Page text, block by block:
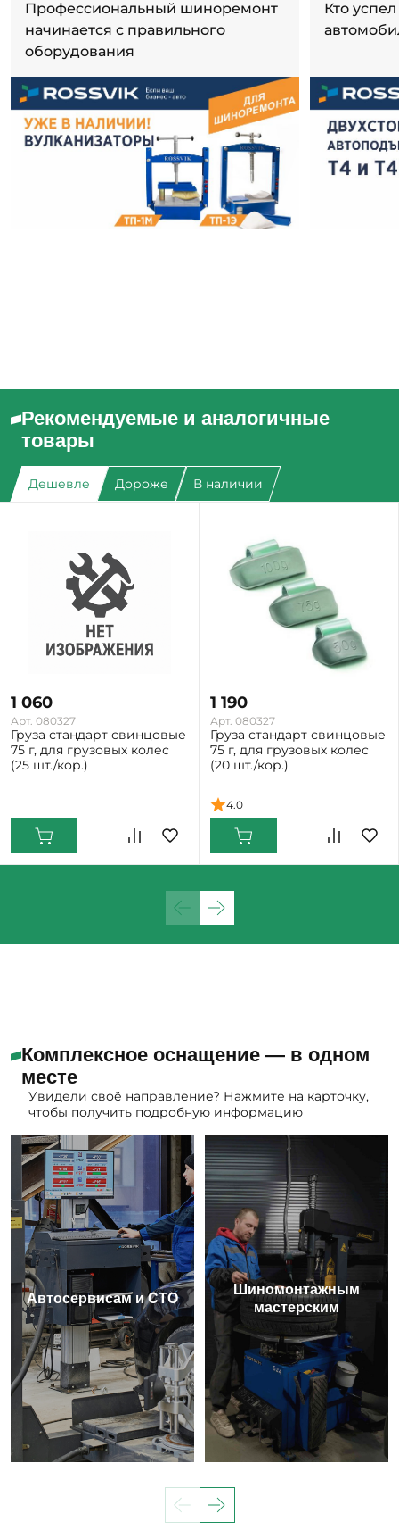
Профессиональный шиноремонт
начинается с правильного
оборудования
Кто
Рекомендуемые и аналогичные
товары
Дешевле Дороже В наличии
1 060
Арт. 080327
Груза стандарт свинцовые
75 г, для грузовых колес
(25 шт./кор.)
1 190
Арт. 080327
Груза стандарт свинцовые
75 г, для грузовых колес
(20 шт./кор.)
4.0
Комплексное оснащение — в одном
месте
Увидели своё направление? Нажмите на карточку,
чтобы получить подробную информацию
Автосервисам и СТО
Шиномонтажным
мастерским